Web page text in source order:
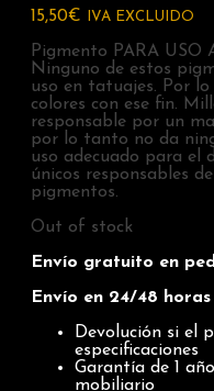
15,50€ IVA EXCLUIDO
Pigmento PARA USO
Ninguno de estos
uso en tatuajes. Por
colores con ese fin.
responsable por un
por lo tanto no da
uso adecuado para el
únicos responsables
pigmentos.
Out of stock
Envío gratuito en
Envío en 24/48 horas
Devolución si el
especificaciones
Garantía de 1
mobiliario